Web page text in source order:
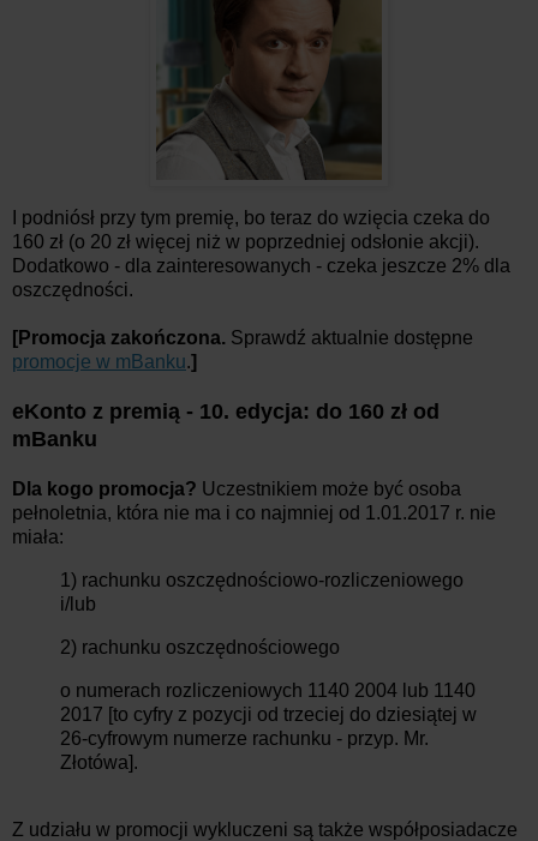
I podniósł przy tym premię, bo teraz do wzięcia czeka do
160 zł (o 20 zł więcej niż w poprzedniej odsłonie akcji).
Dodatkowo - dla zainteresowanych - czeka jeszcze 2% dla
oszczędności.
[Promocja zakończona. Sprawdź aktualnie dostępne
promocje w mBanku.]
eKonto z premią - 10. edycja: do 160 zł od
mBanku
Dla kogo promocja? Uczestnikiem może być osoba
pełnoletnia, która nie ma i co najmniej od 1.01.2017 r. nie
miała:
1) rachunku oszczędnościowo-rozliczeniowego
i/lub
2) rachunku oszczędnościowego
o numerach rozliczeniowych 1140 2004 lub 1140
2017 [to cyfry z pozycji od trzeciej do dziesiątej w
26-cyfrowym numerze rachunku - przyp. Mr.
Złotówa].
Z udziału w promocji wykluczeni są także współposiadacze